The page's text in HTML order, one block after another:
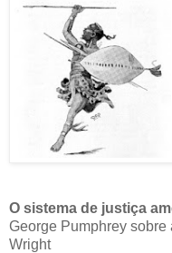
O sistema de justiça
George Pumphrey
Wright